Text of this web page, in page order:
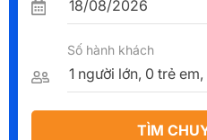
Số hành khách
TÌM